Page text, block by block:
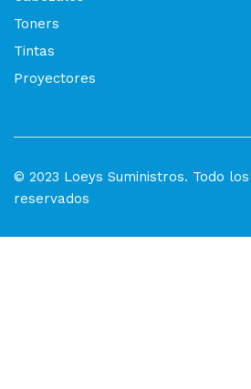
Toners
Tintas
Proyectores
© 2023 Loeys Suministros. Todo
reservados